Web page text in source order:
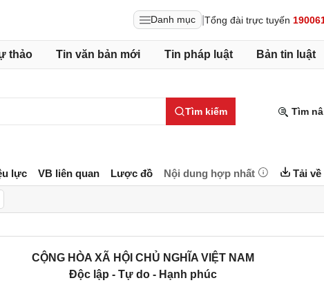
Danh mục Tổng đài trực tuyến
thảo Tin văn bản mới Tin pháp luật Bản tin luật
Tìm kiếm Tìm
lực VB liên quan Lược đồ Nội dung hợp nhất Tải về
CỘNG HÒA XÃ HỘI CHỦ NGHĨA VIỆT NAM
Độc lập - Tự do - Hạnh phúc